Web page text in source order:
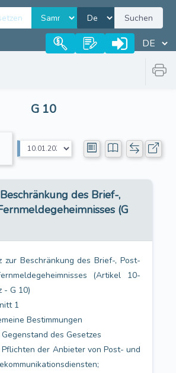
Suchen
G 10
des Brief-,
(G
zur Beschränkung des Brief-, Post-
(Artikel 10-
- G 10)
1
Bestimmungen
des Gesetzes
der Anbieter von Post- und